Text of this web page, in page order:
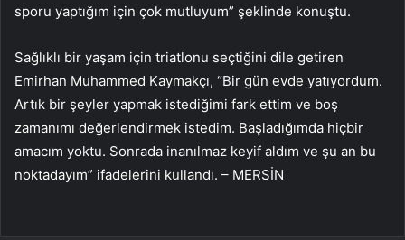
sporu yaptığım için çok mutluyum” şeklinde konuştu.
Sağlıklı bir yaşam için triatlonu seçtiğini dile getiren
Emirhan Muhammed Kaymakçı, “Bir gün evde yatıyordum.
Artık bir şeyler yapmak istediğimi fark ettim ve boş
zamanımı değerlendirmek istedim. Başladığımda hiçbir
amacım yoktu. Sonrada inanılmaz keyif aldım ve şu an bu
noktadayım” ifadelerini kullandı. – MERSİN